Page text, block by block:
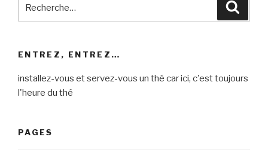
ENTREZ, ENTREZ…
installez-vous et servez-vous un thé car ici, c'est toujours
l'heure du thé
PAGES